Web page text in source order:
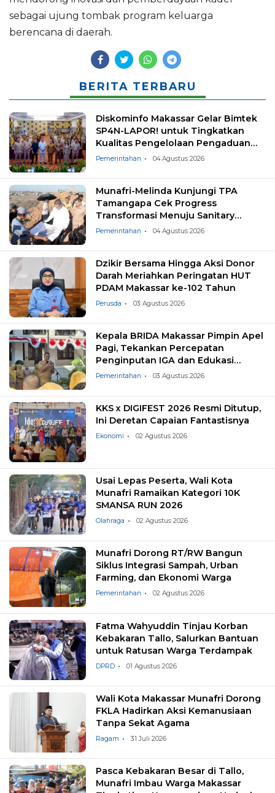
sebagai ujung tombak program keluarga
berencana di daerah.
BERITA TERBARU
Diskominfo Makassar Gelar Bimtek
SP4N-LAPOR! untuk Tingkatkan
Kualitas Pengelolaan Pengaduan
Masyarakat
Pemerintahan 04 Agustus 2026
Munafri-Melinda Kunjungi TPA
Tamangapa Cek Progress
Transformasi Menuju Sanitary
Landfill
Pemerintahan 04 Agustus 2026
Dzikir Bersama Hingga Aksi Donor
Darah Meriahkan Peringatan HUT
PDAM Makassar ke-102 Tahun
Perusda 03 Agustus 2026
Kepala BRIDA Makassar Pimpin Apel
Pagi, Tekankan Percepatan
Penginputan IGA dan Edukasi
Pemilahan Sampah
Pemerintahan 03 Agustus 2026
KKS x DIGIFEST 2026 Resmi Ditutup,
Ini Deretan Capaian Fantastisnya
Ekonomi 02 Agustus 2026
Usai Lepas Peserta, Wali Kota
Munafri Ramaikan Kategori 10K
SMANSA RUN 2026
Olahraga 02 Agustus 2026
Munafri Dorong RT/RW Bangun
Siklus Integrasi Sampah, Urban
Farming, dan Ekonomi Warga
Pemerintahan 02 Agustus 2026
Fatma Wahyuddin Tinjau Korban
Kebakaran Tallo, Salurkan Bantuan
untuk Ratusan Warga Terdampak
DPRD 01 Agustus 2026
Wali Kota Makassar Munafri Dorong
FKLA Hadirkan Aksi Kemanusiaan
Tanpa Sekat Agama
Ragam 31 Juli 2026
Pasca Kebakaran Besar di Tallo,
Munafri Imbau Warga Makassar